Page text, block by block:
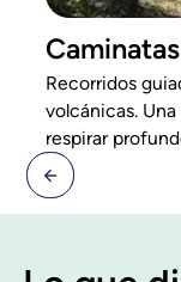
Caminatas
Recorridos
volcánicas.
respirar